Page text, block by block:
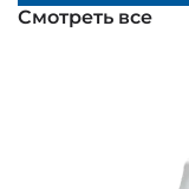
Смотреть все